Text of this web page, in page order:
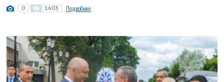
0 1603 Подробнее